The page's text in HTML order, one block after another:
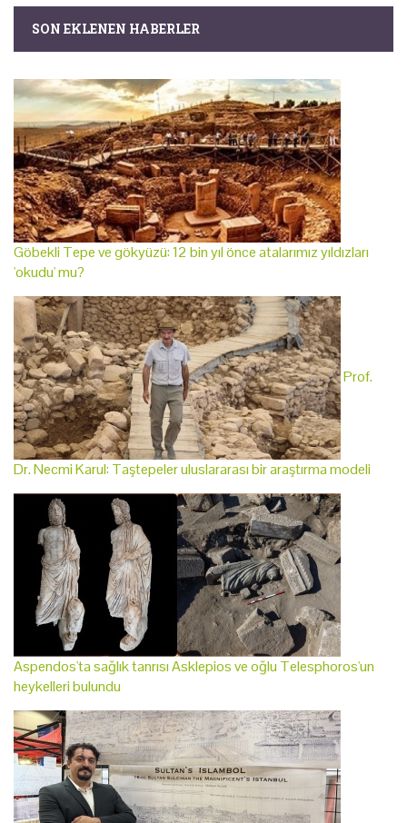
SON EKLENEN HABERLER
Göbekli Tepe ve gökyüzü: 12 bin yıl önce atalarımız yıldızları
'okudu' mu?
Prof.
Dr. Necmi Karul: Taştepeler uluslararası bir araştırma modeli
Aspendos'ta sağlık tanrısı Asklepios ve oğlu Telesphoros'un
heykelleri bulundu